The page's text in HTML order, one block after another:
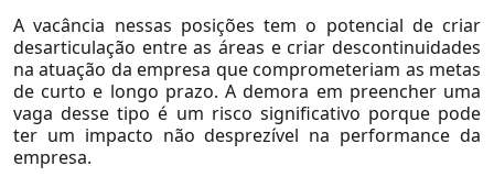
Sobre a Flow
Nossa Equipe
Nossas Causas
Trabalhe Conosco
A vacância nessas posições tem o potencial de criar
desarticulação entre as áreas e criar descontinuidades
na atuação da empresa que comprometeriam as metas
de curto e longo prazo. A demora em preencher uma
vaga desse tipo é um risco significativo porque pode
ter um impacto não desprezível na performance da
empresa.